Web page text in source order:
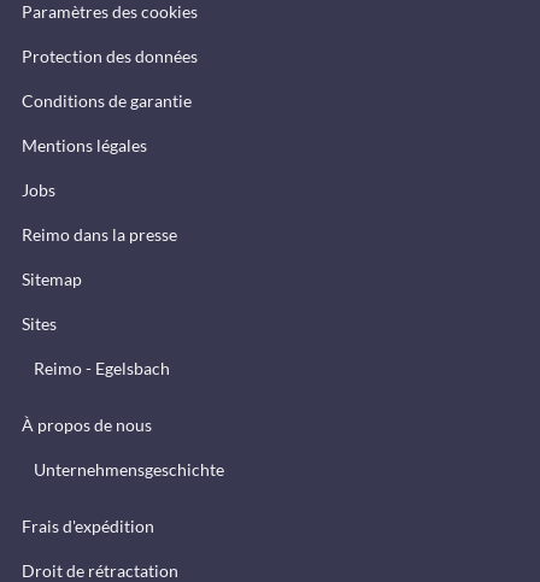
Paramètres des cookies
Protection des données
Conditions de garantie
Mentions légales
Jobs
Reimo dans la presse
Sitemap
Sites
Reimo - Egelsbach
À propos de nous
Unternehmensgeschichte
Frais d'expédition
Droit de rétractation